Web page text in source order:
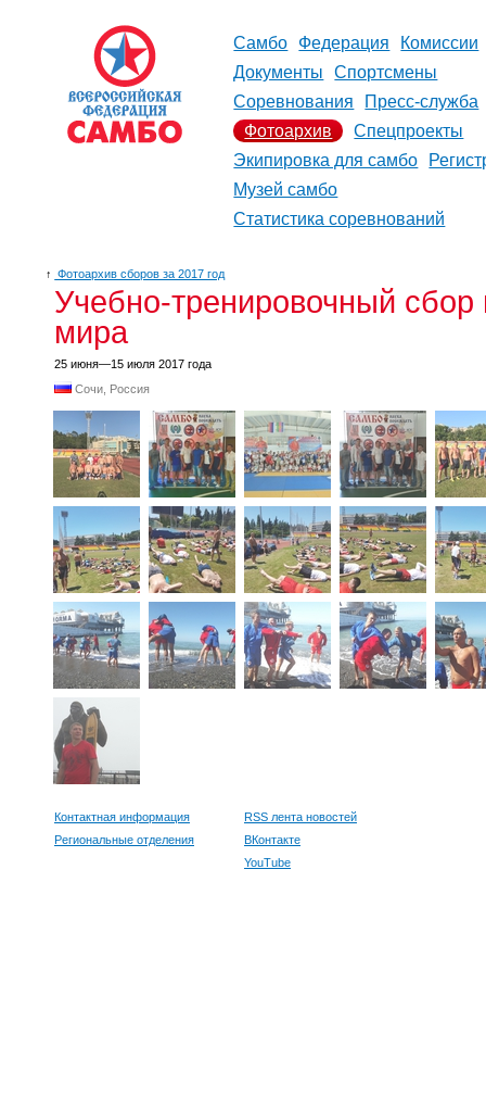
Самбо Федерация
Комиссии
Документы
Спортсмены
Соревнования
Пресс-служба
Фотоархив
Спецпроекты
Экипировка для самбо
Музей самбо
Статистика соревнований
↑ Фотоархив сборов за 2017 год
Учебно-тренировочный сбор
мира
25 июня—15 июля 2017 года
Сочи, Россия
Контактная информация
Региональные отделения
RSS лента новостей
ВКонтакте
YouTube